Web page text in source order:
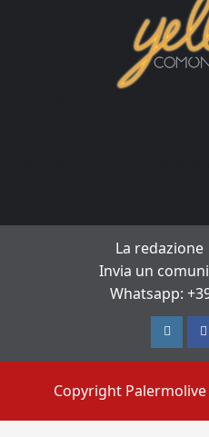
La redazione
Invia un
Whatsapp:
Copyright